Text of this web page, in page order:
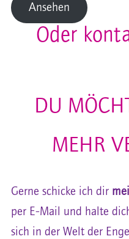
Ansehen
Oder
DU
MEHR
Gerne schicke ich dir
per E-Mail und halte
sich in der Welt der